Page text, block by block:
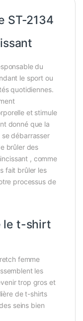
ST-2134
du
le sport ou
quotidiennes.
et stimule
donné que la
se débarrasser
brûler des
, comme
fait brûler les
processus de
le t-shirt
femme
les
trop gros et
de t-shirts
seins bien